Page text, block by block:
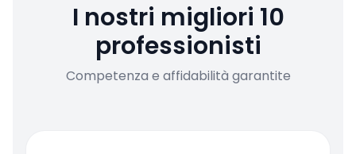
I nostri migliori 10
professionisti
Competenza e affidabilità garantite